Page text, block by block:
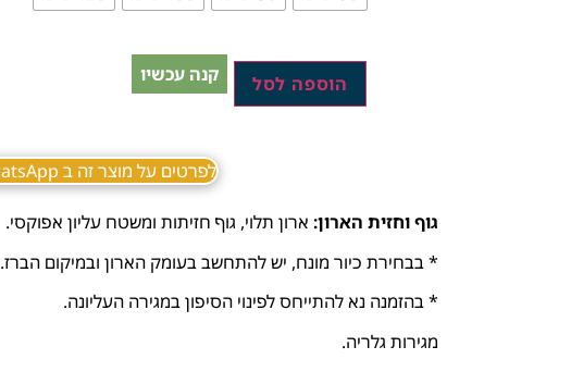
קנה עכשיו הוספה לסל
לפרטים על מוצר זה ב WhatsApp
גוף וחזית הארון: ארון תלוי, גוף חזיתות ומשטח עליון אפוקסי.
* בבחירת כיור מונח, יש להתחשב בעומק הארון ובמיקום הברז.
* בהזמנה נא להתייחס לפינוי הסיפון במגירה העליונה.
מגירות גלריה.